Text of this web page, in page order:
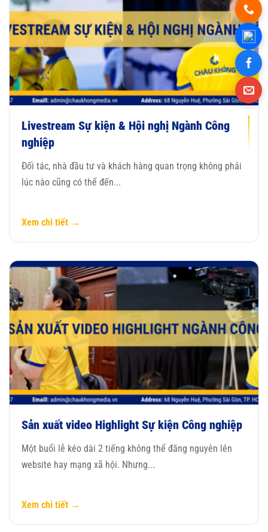
Livestream Sự kiện & Hội nghị Ngành Công
nghiệp
Đối tác, nhà đầu tư và khách hàng quan trọng không phải
lúc nào cũng có thể đến...
Xem chi tiết →
Sản xuất video Highlight Sự kiện Công nghiệp
Một buổi lễ kéo dài 2 tiếng không thể đăng nguyên lên
website hay mạng xã hội. Nhưng...
Xem chi tiết →